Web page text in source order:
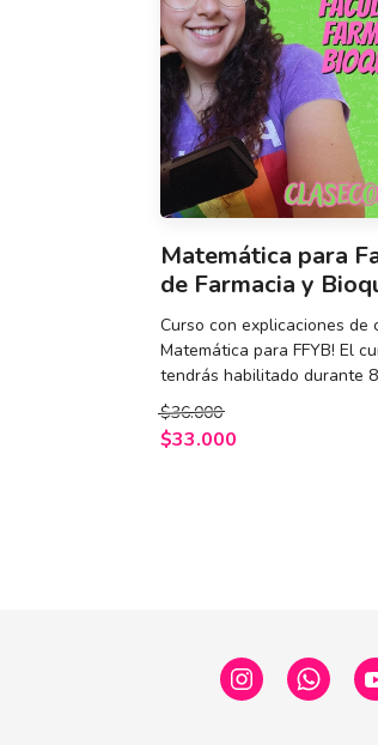
Matemática para
de Farmacia y
Curso con explicaciones de
Matemática para FFYB! El
tendrás habilitado durante
$36.000
$33.000